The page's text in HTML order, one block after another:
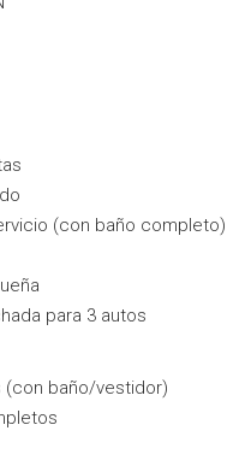
(con baño completo)
para 3 autos
(con baño/vestidor)